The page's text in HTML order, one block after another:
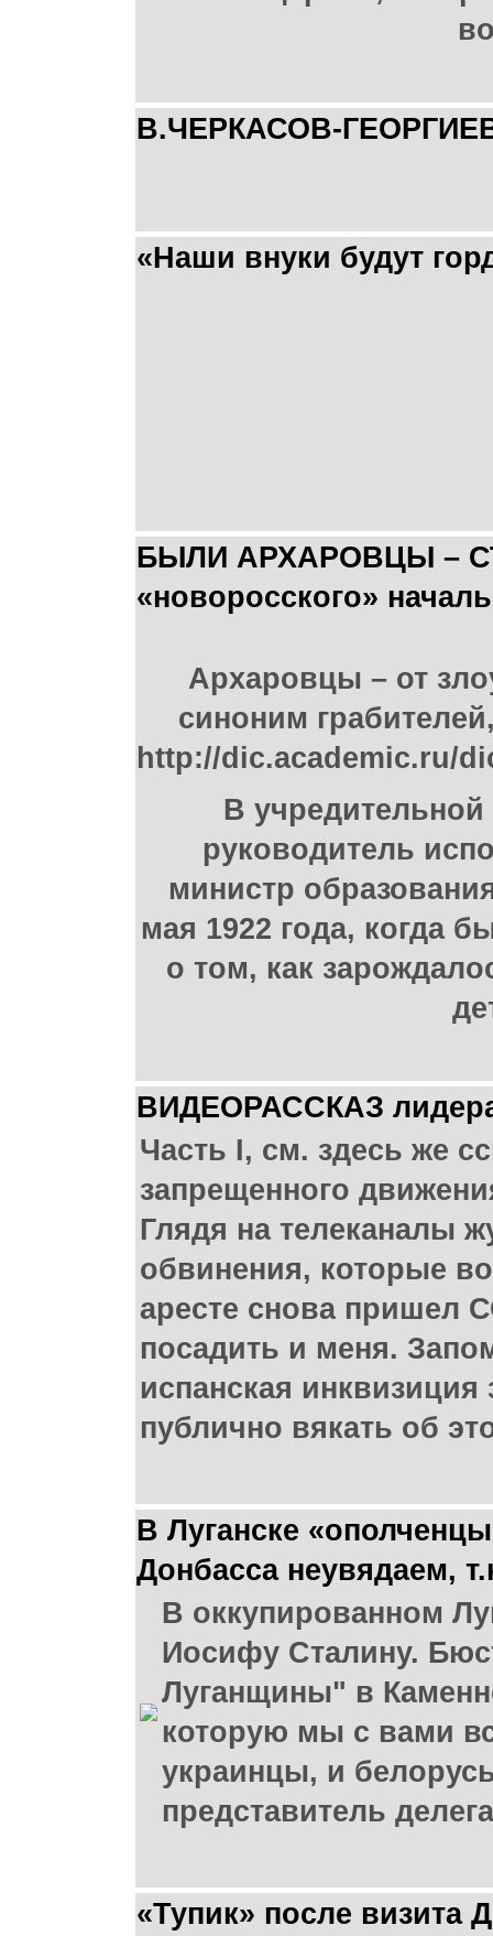
В.ЧЕРКАСОВ-
«Наши внуки будут
БЫЛИ АРХАРОВЦЫ –
«новоросского»
Архаровцы – от
синоним
http://dic.academic.ru/
В
руководитель
министр
мая 1922 года, когда
о том, как
ВИДЕОРАССКАЗ лидера
Часть I, см. здесь же
запрещенного
Глядя на телеканалы
обвинения, которые
аресте снова пришел
посадить и меня.
испанская
публично вякать об
В Луганске
Донбасса неувядаем,
В оккупированном
Иосифу Сталину.
Луганщины" в
которую мы с вами
украинцы, и
представитель
«Тупик» после визита